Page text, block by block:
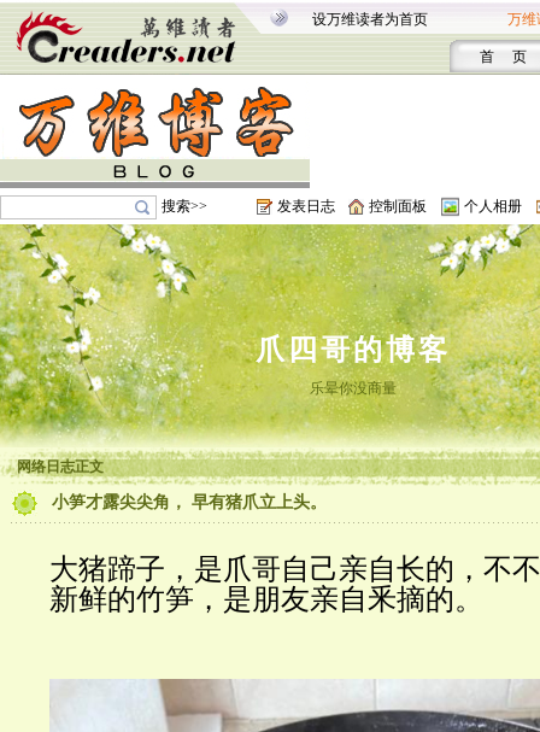
设万维读者为首页 万维
首 页
搜索>> 发表日志 控制面板 个人相册
爪四哥的博客
乐晕你没商量
网络日志正文
小笋才露尖尖角， 早有猪爪立上头。
大猪蹄子，是爪哥自己亲自长的，不
新鲜的竹笋，是朋友亲自釆摘的。